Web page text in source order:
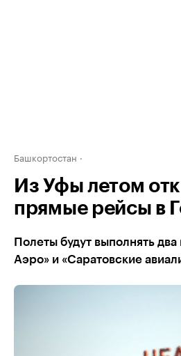
Башкортостан
Из Уфы летом
прямые рейсы в
Полеты будут выполнять
Аэро» и «Саратовские